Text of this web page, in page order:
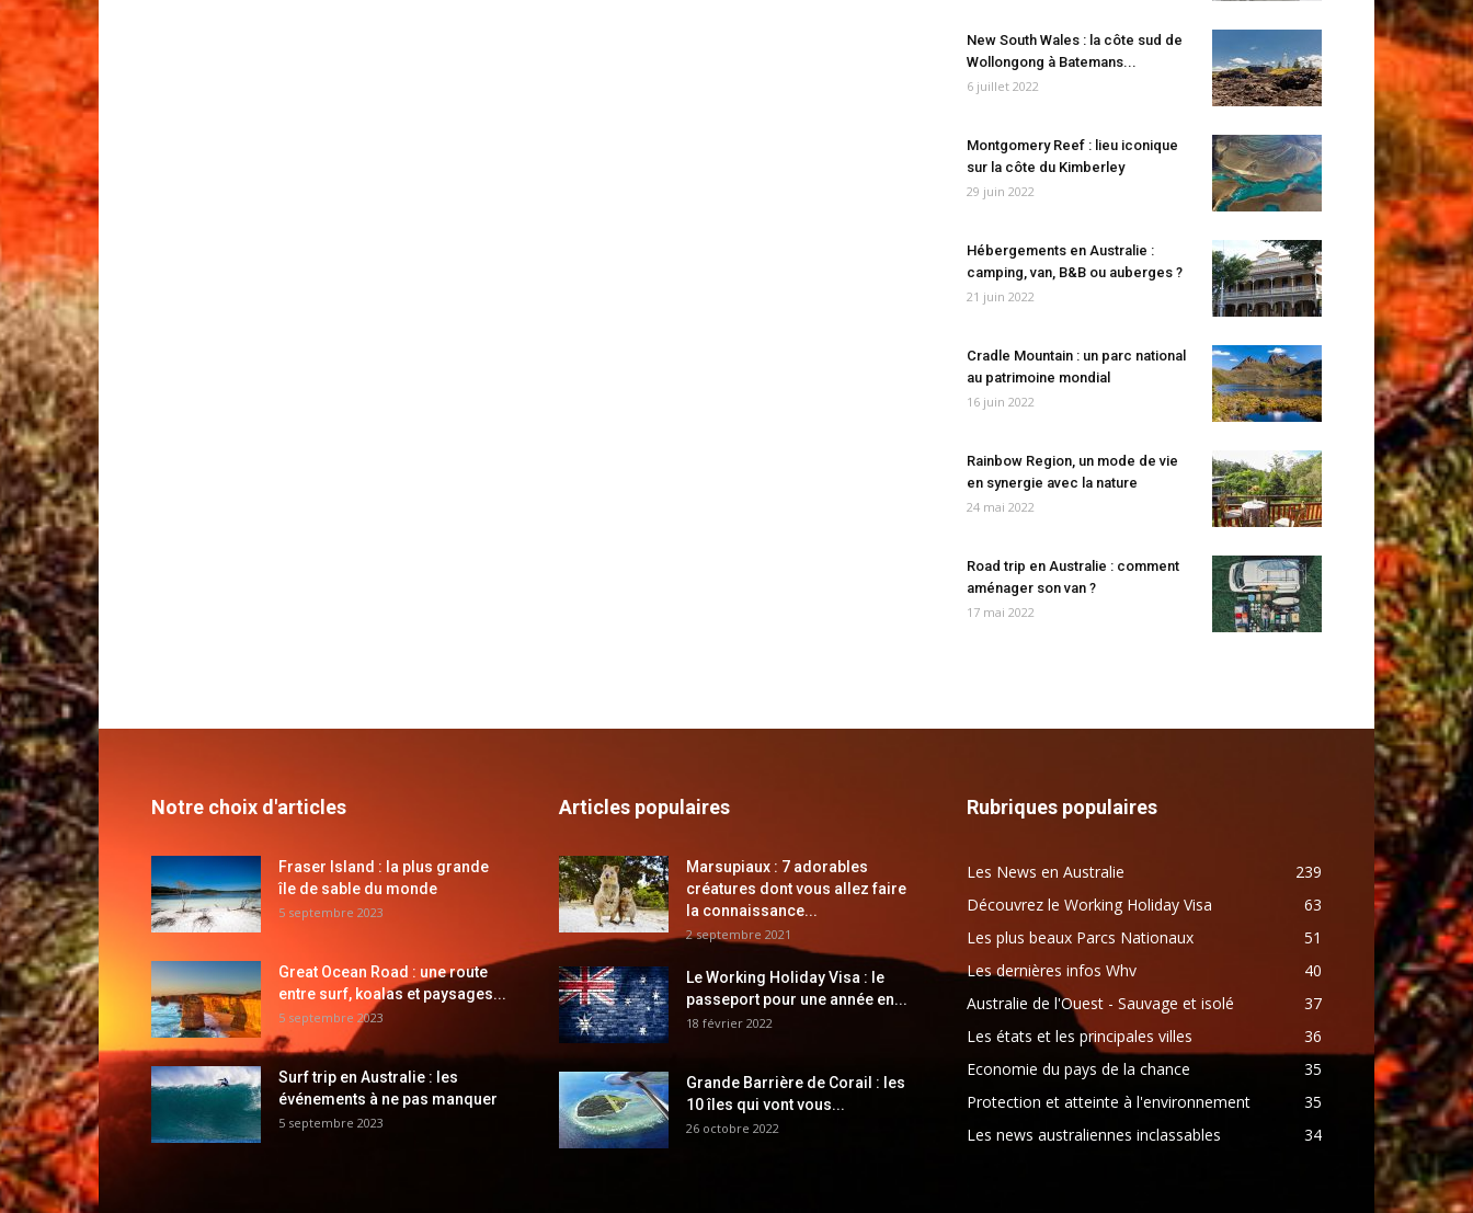
New South Wales : la côte sud de
Wollongong à Batemans...
6 juillet 2022
Montgomery Reef : lieu iconique
sur la côte du Kimberley
29 juin 2022
Hébergements en Australie :
camping, van, B&B ou auberges ?
21 juin 2022
Cradle Mountain : un parc national
au patrimoine mondial
16 juin 2022
Rainbow Region, un mode de vie
en synergie avec la nature
24 mai 2022
Road trip en Australie : comment
aménager son van ?
17 mai 2022
Notre choix d'articles
Fraser Island : la plus grande
île de sable du monde
5 septembre 2023
Great Ocean Road : une route
entre surf, koalas et paysages...
5 septembre 2023
Surf trip en Australie : les
événements à ne pas manquer
5 septembre 2023
Articles populaires
Marsupiaux : 7 adorables
créatures dont vous allez faire
la connaissance...
2 septembre 2021
Le Working Holiday Visa : le
passeport pour une année en...
18 février 2022
Grande Barrière de Corail : les
10 îles qui vont vous...
26 octobre 2022
Rubriques populaires
Les News en Australie
239
Découvrez le Working Holiday Visa
63
Les plus beaux Parcs Nationaux
51
Les dernières infos Whv
40
Australie de l'Ouest - Sauvage et isolé
37
Les états et les principales villes
36
Economie du pays de la chance
35
Protection et atteinte à l'environnement
35
Les news australiennes inclassables
34